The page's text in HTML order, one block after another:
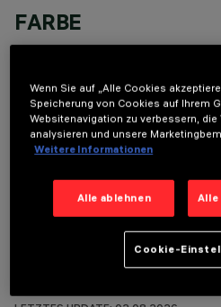
FARBE
OPTIONALE
Wenn Sie auf „Alle Cookies
Speicherung von Cookies auf Ihrem
Websitenavigation zu verbessern, die
analysieren und unsere
Weitere Informationen
Alle ablehnen
Cookie-